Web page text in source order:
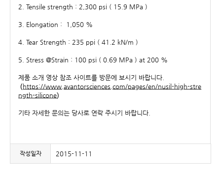
2. Tensile strength : 2,300 psi ( 15.9 MPa )
3. Elongation : 1,050 %
4. Tear Strength : 235 ppi ( 41.2 kN/m )
5. Stress @Strain : 100 psi ( 0.69 MPa ) at 200 %
제품 소개 영상 참조 사이트를 방문에 보시기 바랍니다.
(https://www.avantorsciences.com/pages/en/nusil-high-stre
ngth-silicone)
기타 자세한 문의는 당사로 연락 주시기 바랍니다.
작성일자 2015-11-11